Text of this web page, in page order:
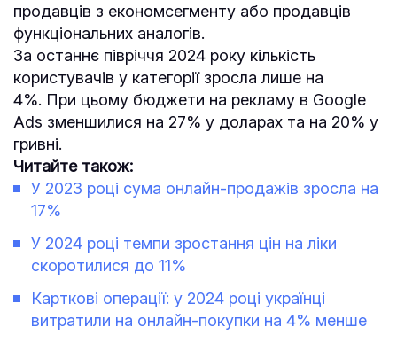
продавців з економсегменту або продавців
функціональних аналогів.
За останнє півріччя 2024 року кількість
користувачів у категорії зросла лише на
4%. При цьому бюджети на рекламу в Google
Ads зменшилися на 27% у доларах та на 20% у
гривні.
Читайте також:
У 2023 році сума онлайн-продажів зросла на
17%
У 2024 році темпи зростання цін на ліки
скоротилися до 11%
Карткові операції: у 2024 році українці
витратили на онлайн-покупки на 4% менше